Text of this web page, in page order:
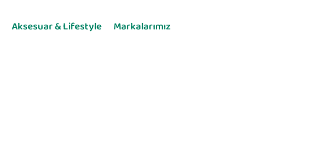
Aksesuar & Lifestyle Markalarımız